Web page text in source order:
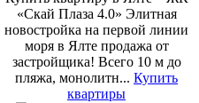
«Скай Плаза 4.0» Элитная
новостройка на первой линии
моря в Ялте продажа от
застройщика! Всего 10 м до
пляжа, монолитн... Купить
квартиры